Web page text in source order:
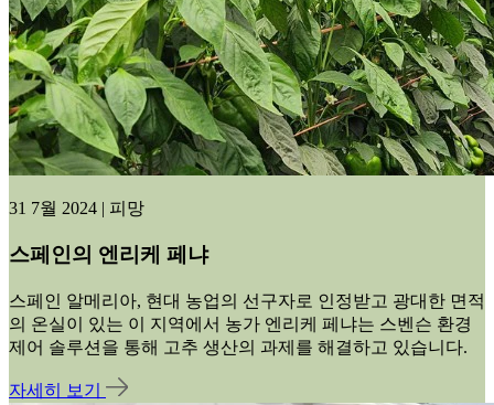
31 7월 2024 | 피망
스페인의 엔리케 페냐
스페인 알메리아, 현대 농업의 선구자로 인정받고 광대한 면적
의 온실이 있는 이 지역에서 농가 엔리케 페냐는 스벤슨 환경
제어 솔루션을 통해 고추 생산의 과제를 해결하고 있습니다.
자세히 보기